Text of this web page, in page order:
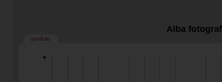
Alba
portfolio